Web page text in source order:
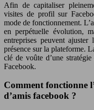
Afin de capitaliser
visites de profil sur
mode de fonctionnement.
en perpétuelle évolution,
entreprises peuvent
présence sur la plateforme.
clé de voûte d’une
Facebook.
Comment fonctionne
d’amis facebook ?